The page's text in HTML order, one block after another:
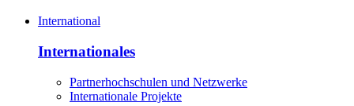
International
Internationales
Partnerhochschulen und Netzwerke
Internationale Projekte